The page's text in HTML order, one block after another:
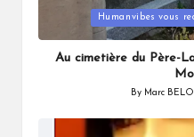
Humanvibes vous
Au cimetière du Père-
Posted
By Marc